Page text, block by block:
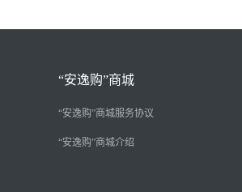
“安逸购”商城
“安逸购”商城服务协议
“安逸购”商城介绍